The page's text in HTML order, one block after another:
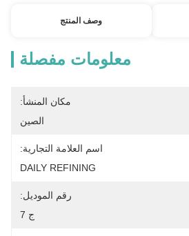
وصف المنتج
معلومات مفصلة
مكان المنشأ:
الصين
اسم العلامة التجارية:
DAILY REFINING
رقم الموديل:
ج 7